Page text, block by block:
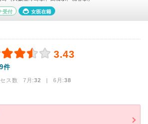
受付 女医在籍
3.43
9件
セス数 7月:32 | 6月:38